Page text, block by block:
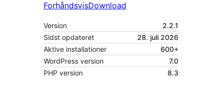
ForhåndsvisDownload
Version
2.2.1
Sidst opdateret
28. juli 2026
Aktive installationer
600+
WordPress version
7.0
PHP version
8.3